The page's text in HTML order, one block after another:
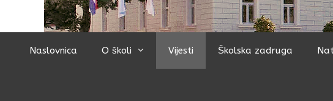
Naslovnica O školi Vijesti Školska zadruga